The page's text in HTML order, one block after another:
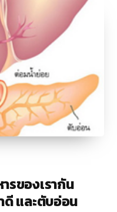
รของเรากัน
ดี และตับอ่อน